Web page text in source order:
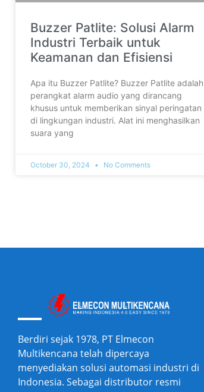
Buzzer Patlite: Solusi Alarm
Industri Terbaik untuk
Keamanan dan Efisiensi
Apa itu Buzzer Patlite? Buzzer Patlite adalah
perangkat alarm audio yang dirancang
khusus untuk memberikan sinyal peringatan
di lingkungan industri. Alat ini menghasilkan
suara yang
October 30, 2024 No Comments
Berdiri sejak 1978, PT Elmecon
Multikencana telah dipercaya
menyediakan solusi automasi industri di
Indonesia. Sebagai distributor resmi